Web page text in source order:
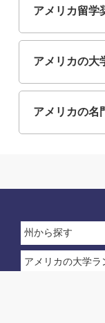
アメリカ留学
アメリカの大
アメリカの名
州から探す
アメリカの大学ラ